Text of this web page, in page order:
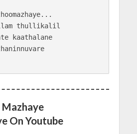
thullikalil
kaathalane
On Youtube